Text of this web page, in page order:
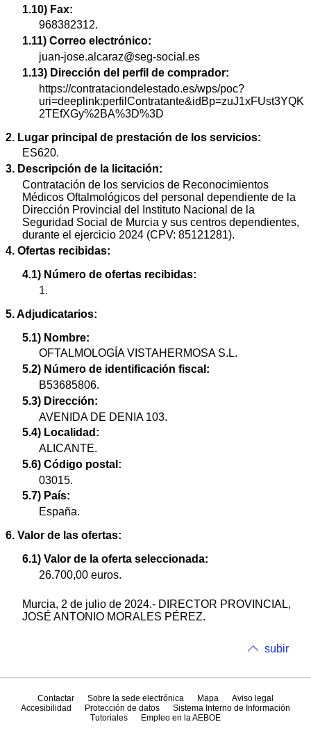
1.10) Fax:
968382312.
1.11) Correo electrónico:
juan-jose.alcaraz@seg-social.es
1.13) Dirección del perfil de comprador:
https://contrataciondelestado.es/wps/poc?
uri=deeplink:perfilContratante&idBp=zuJ1xFUst3YQK
2TEfXGy%2BA%3D%3D
2. Lugar principal de prestación de los servicios:
ES620.
3. Descripción de la licitación:
Contratación de los servicios de Reconocimientos
Médicos Oftalmológicos del personal dependiente de la
Dirección Provincial del Instituto Nacional de la
Seguridad Social de Murcia y sus centros dependientes,
durante el ejercicio 2024 (CPV: 85121281).
4. Ofertas recibidas:
4.1) Número de ofertas recibidas:
1.
5. Adjudicatarios:
5.1) Nombre:
OFTALMOLOGÍA VISTAHERMOSA S.L.
5.2) Número de identificación fiscal:
B53685806.
5.3) Dirección:
AVENIDA DE DENIA 103.
5.4) Localidad:
ALICANTE.
5.6) Código postal:
03015.
5.7) País:
España.
6. Valor de las ofertas:
6.1) Valor de la oferta seleccionada:
26.700,00 euros.
Murcia, 2 de julio de 2024.- DIRECTOR PROVINCIAL,
JOSÉ ANTONIO MORALES PÉREZ.
subir
Contactar Sobre la sede electrónica Mapa
Aviso legal
Accesibilidad
Protección de datos
Sistema Interno de Información
Tutoriales
Empleo en la AEBOE